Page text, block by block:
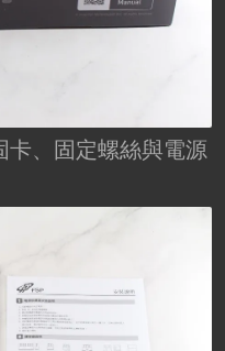
、固定螺絲與電源